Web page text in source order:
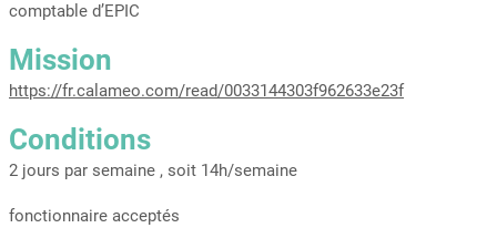
comptable d’EPIC
Mission
https://fr.calameo.com/read/0033144303f962633e23f
Conditions
2 jours par semaine , soit 14h/semaine
fonctionnaire acceptés